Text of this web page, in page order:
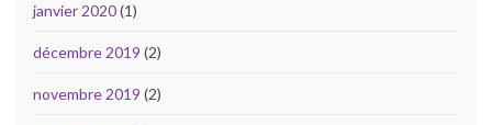
janvier 2020(1)
décembre 2019 (2)
novembre 2019 (2)